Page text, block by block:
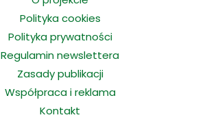
Polityka cookies
Polityka prywatności
Regulamin newslettera
Zasady publikacji
Współpraca i reklama
Kontakt